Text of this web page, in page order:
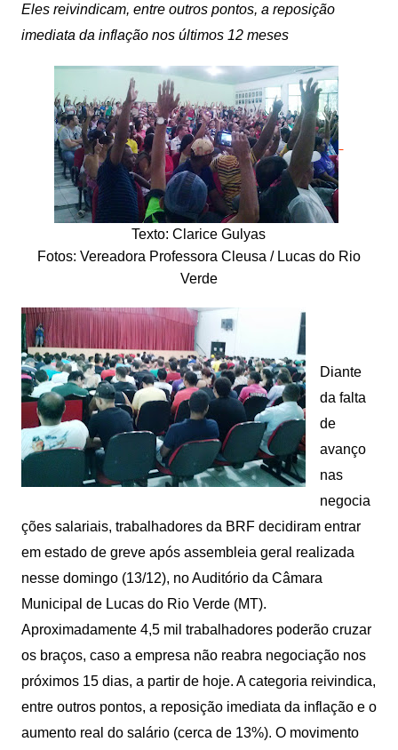
Eles reivindicam, entre outros pontos, a reposição
imediata da inflação nos últimos 12 meses
Texto: Clarice Gulyas
Fotos: Vereadora Professora Cleusa / Lucas do Rio
Verde
Diante
da falta
de
avanço
nas
negocia
ções salariais, trabalhadores da BRF decidiram entrar
em estado de greve após assembleia geral realizada
nesse domingo (13/12), no Auditório da Câmara
Municipal de Lucas do Rio Verde (MT).
Aproximadamente 4,5 mil trabalhadores poderão cruzar
os braços, caso a empresa não reabra negociação nos
próximos 15 dias, a partir de hoje. A categoria reivindica,
entre outros pontos, a reposição imediata da inflação e o
aumento real do salário (cerca de 13%). O movimento